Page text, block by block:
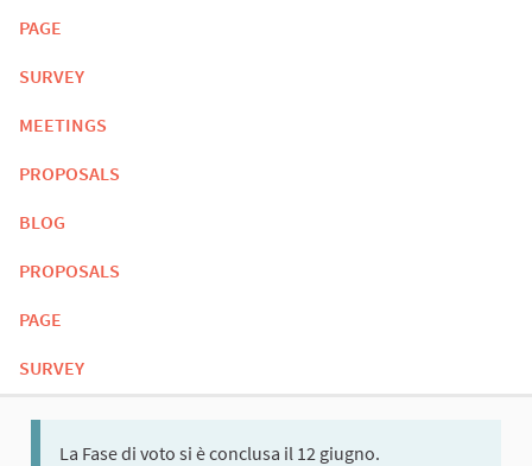
PAGE
SURVEY
MEETINGS
PROPOSALS
BLOG
PROPOSALS
PAGE
SURVEY
La Fase di voto si è conclusa il 12 giugno.